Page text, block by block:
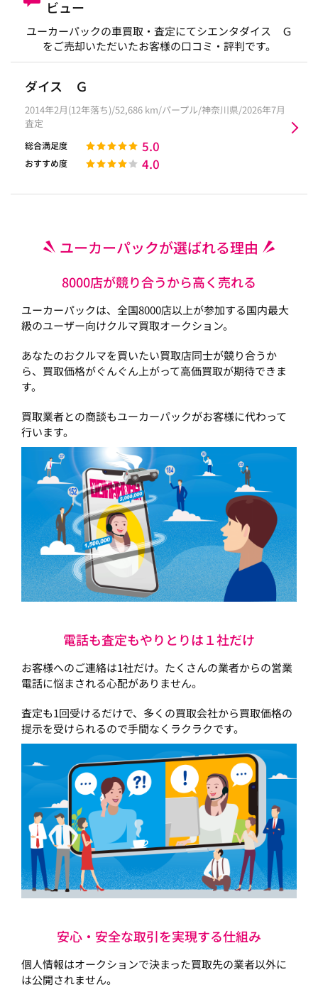
ビュー
ユーカーパックの車買取・査定にてシエンタダイス Ｇ
をご売却いただいたお客様の口コミ・評判です。
ダイス Ｇ
2014年2月(12年落ち)/52,686 km/パープル/神奈川県/2026年7月
査定
総合満足度 5.0
おすすめ度 4.0
ユーカーパックが選ばれる理由
8000店が競り合うから高く売れる
ユーカーパックは、全国8000店以上が参加する国内最大
級のユーザー向けクルマ買取オークション。
あなたのおクルマを買いたい買取店同士が競り合うか
ら、買取価格がぐんぐん上がって高価買取が期待できま
す。
買取業者との商談もユーカーパックがお客様に代わって
行います。
電話も査定もやりとりは１社だけ
お客様へのご連絡は1社だけ。たくさんの業者からの営業
電話に悩まされる心配がありません。
査定も1回受けるだけで、多くの買取会社から買取価格の
提示を受けられるので手間なくラクラクです。
安心・安全な取引を実現する仕組み
個人情報はオークションで決まった買取先の業者以外に
は公開されません。